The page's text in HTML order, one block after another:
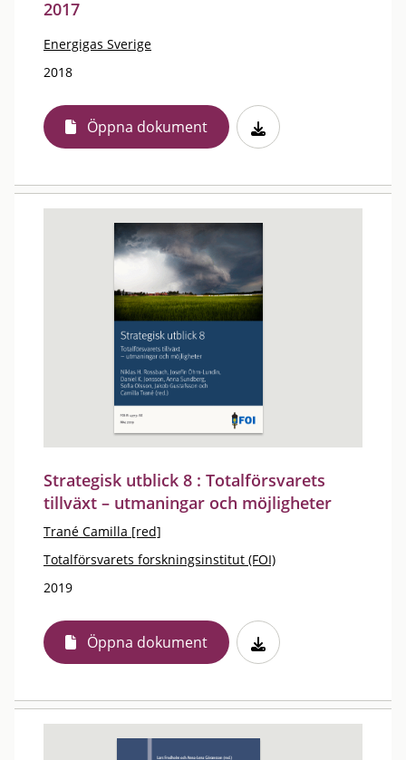
2017
Energigas Sverige
2018
Öppna dokument
Strategisk utblick 8 : Totalförsvarets
tillväxt – utmaningar och möjligheter
Trané Camilla [red]
Totalförsvarets forskningsinstitut (FOI)
2019
Öppna dokument